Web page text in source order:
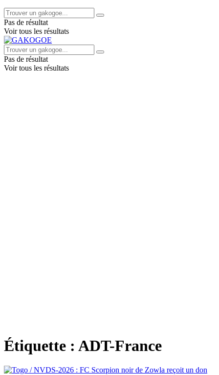
Pas de résultat
Voir tous les résultats
Pas de résultat
Voir tous les résultats
Étiquette : ADT-France